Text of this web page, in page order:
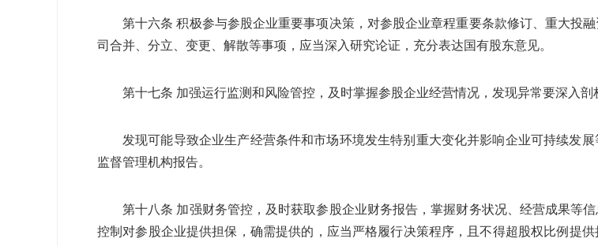
第十六条 积极参与参股企业重要事项决策，对参股企业章程重要条款修订、重大投
司合并、分立、变更、解散等事项，应当深入研究论证，充分表达国有股东意见。
第十七条 加强运行监测和风险管控，及时掌握参股企业经营情况，发现异常要深入剖
发现可能导致企业生产经营条件和市场环境发生特别重大变化并影响企业可持续发
监督管理机构报告。
第十八条 加强财务管控，及时获取参股企业财务报告，掌握财务状况、经营成果等
控制对参股企业提供担保，确需提供的，应当严格履行决策程序，且不得超股权比例提